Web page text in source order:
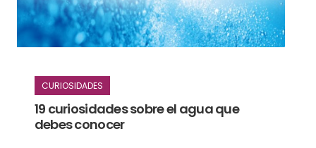
CURIOSIDADES
19 curiosidades sobre el agua que
debes conocer